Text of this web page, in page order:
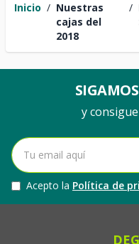
Inicio / Nuestras
cajas del
2018
/
y
Acepto la Política de